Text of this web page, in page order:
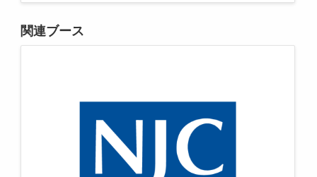
関連ブース